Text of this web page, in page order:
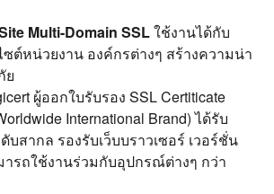
Multi-Domain SSLใช้งานได้กับ
ซต์หน่วยงาน องค์กรต่างๆ สร้างความน่า
ย
ผู้ออกใบรับรอง SSL Certiticate
International Brand) ได้รับ
บสากล รองรับเว็บบราวเซอร์ เวอร์ชั่น
ารถใช้งานร่วมกับอุปกรณ์ต่างๆ กว่า